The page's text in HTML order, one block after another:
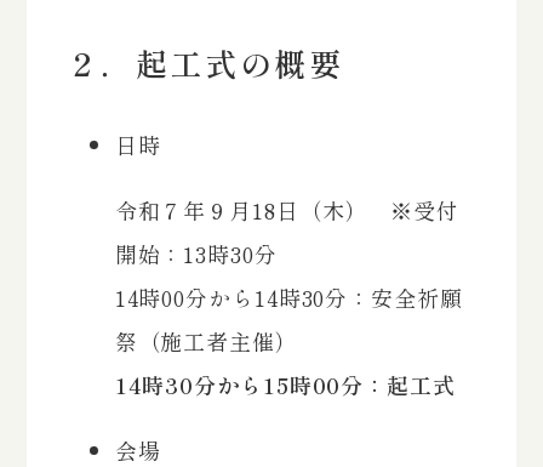
２．起工式の概要
日時
令和７年９月18日（木） ※受付
開始：13時30分
14時00分から14時30分：安全祈願
祭（施工者主催）
14時30分から15時00分：起工式
会場